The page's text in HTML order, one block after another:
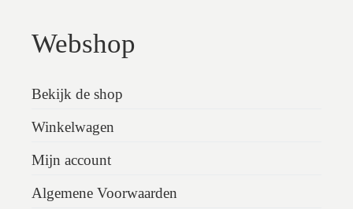
Webshop
Bekijk de shop
Winkelwagen
Mijn account
Algemene Voorwaarden